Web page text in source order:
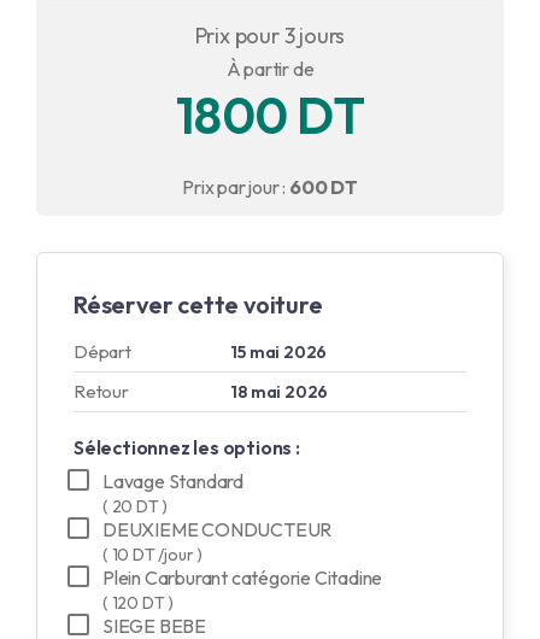
Prix pour 3 jours
À partir de
1800 DT
Prix par jour : 600 DT
Réserver cette voiture
Départ 15 mai 2026
Retour 18 mai 2026
Sélectionnez les options :
Lavage Standard
( 20 DT )
DEUXIEME CONDUCTEUR
( 10 DT /jour )
Plein Carburant catégorie Citadine
( 120 DT )
SIEGE BEBE